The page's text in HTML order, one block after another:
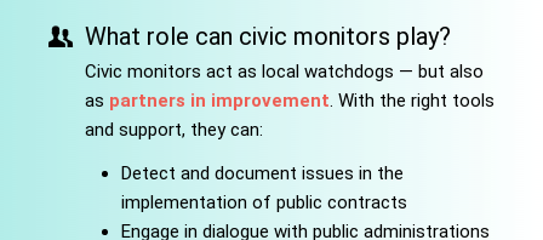
What role can civic monitors play?
Civic monitors act as local watchdogs — but also
as partners in improvement. With the right tools
and support, they can:
Detect and document issues in the
implementation of public contracts
Engage in dialogue with public administrations